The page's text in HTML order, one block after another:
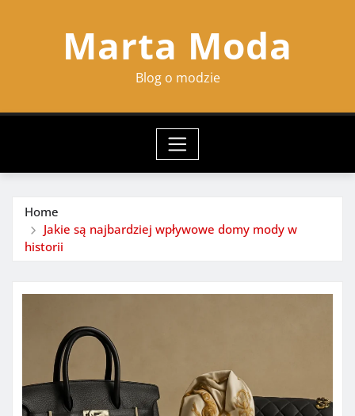
Marta Moda
Blog o modzie
Home
Jakie są najbardziej wpływowe domy mody w
historii